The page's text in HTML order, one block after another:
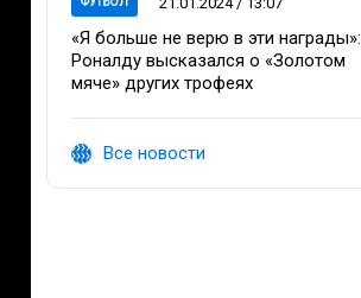
«Я больше не верю в эти награды»:
Роналду высказался о «Золотом
мяче» других трофеях
Все новости